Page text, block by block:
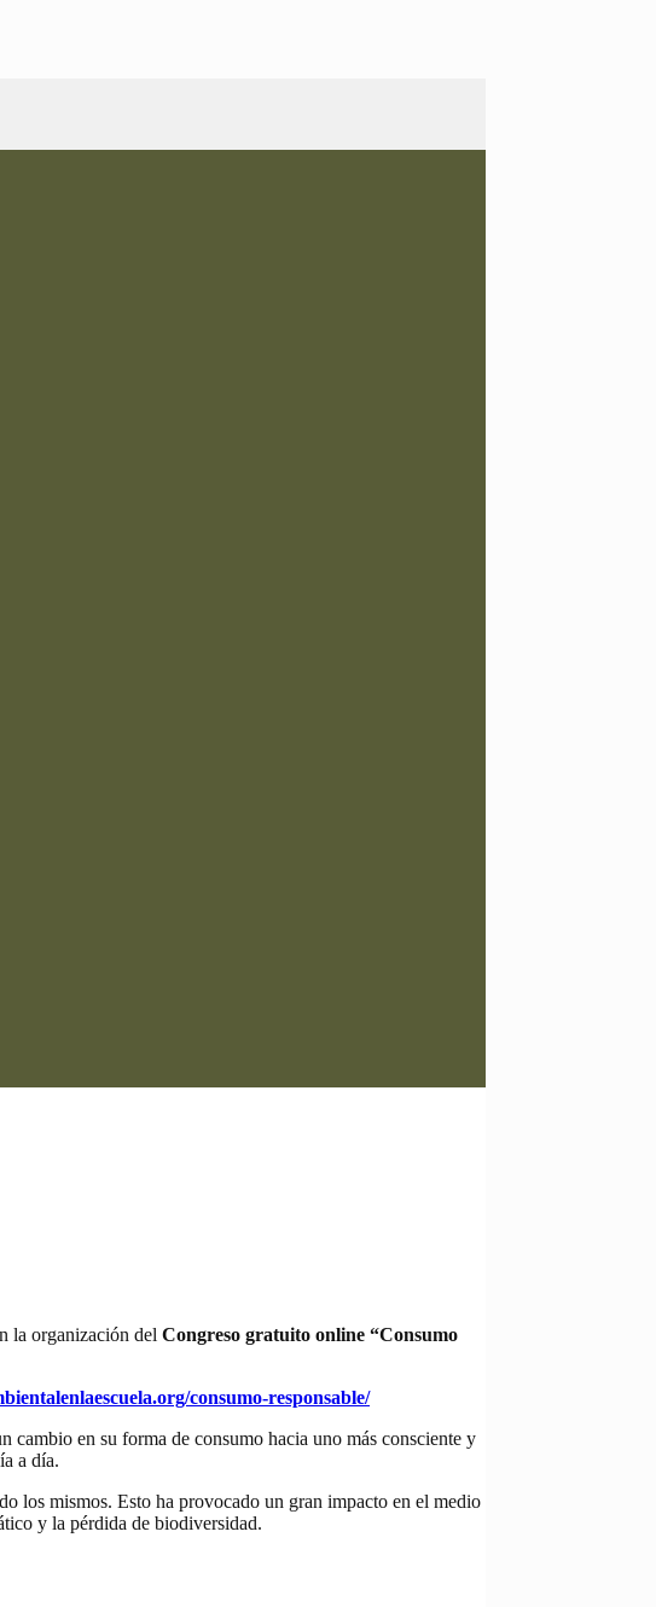
la organización del Congreso gratuito online “Consumo
consumo-responsable/
cambio en su forma de consumo hacia uno más consciente y
a día.
los mismos. Esto ha provocado un gran impacto en el medio
y la pérdida de biodiversidad.